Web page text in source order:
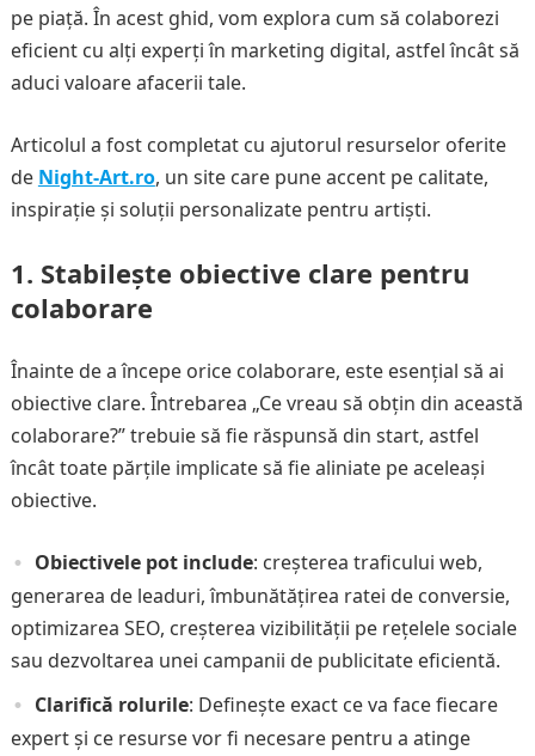
pe piață. În acest ghid, vom explora cum să colaborezi
eficient cu alți experți în marketing digital, astfel încât să
aduci valoare afacerii tale.
Articolul a fost completat cu ajutorul resurselor oferite
de Night-Art.ro, un site care pune accent pe calitate,
inspirație și soluții personalizate pentru artiști.
1. Stabilește obiective clare pentru
colaborare
Înainte de a începe orice colaborare, este esențial să ai
obiective clare. Întrebarea „Ce vreau să obțin din această
colaborare?” trebuie să fie răspunsă din start, astfel
încât toate părțile implicate să fie aliniate pe aceleași
obiective.
Obiectivele pot include: creșterea traficului web,
generarea de leaduri, îmbunătățirea ratei de conversie,
optimizarea SEO, creșterea vizibilității pe rețelele sociale
sau dezvoltarea unei campanii de publicitate eficientă.
Clarifică rolurile: Definește exact ce va face fiecare
expert și ce resurse vor fi necesare pentru a atinge